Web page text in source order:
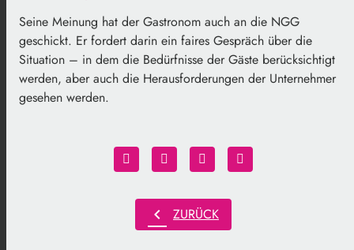
Seine Meinung hat der Gastronom auch an die NGG
geschickt. Er fordert darin ein faires Gespräch über die
Situation – in dem die Bedürfnisse der Gäste berücksichtigt
werden, aber auch die Herausforderungen der Unternehmer
gesehen werden.
chevron_left ZURÜCK